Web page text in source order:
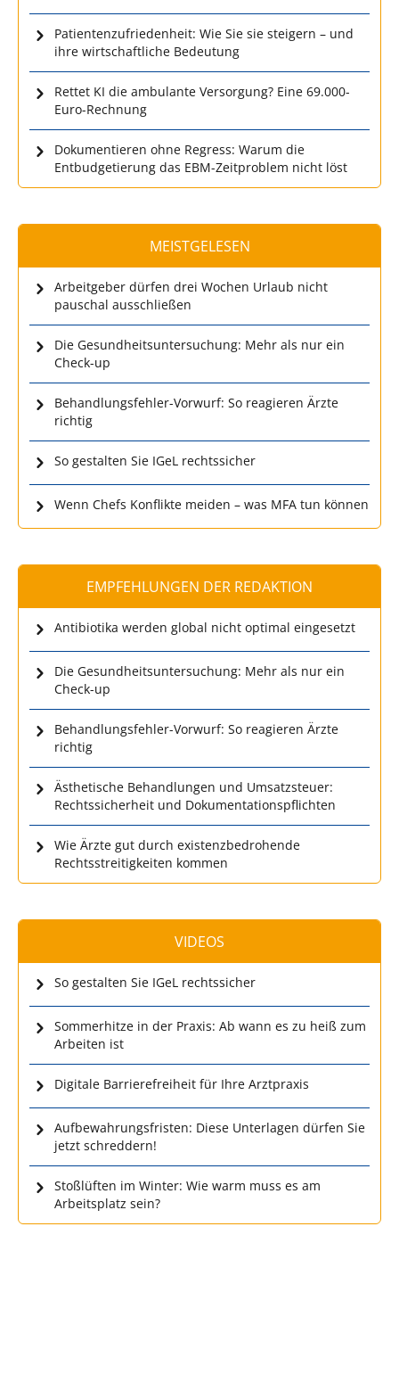
Patientenzufriedenheit: Wie Sie sie steigern – und
ihre wirtschaftliche Bedeutung
Rettet KI die ambulante Versorgung? Eine 69.000-
Euro-Rechnung
Dokumentieren ohne Regress: Warum die
Entbudgetierung das EBM-Zeitproblem nicht löst
MEISTGELESEN
Arbeitgeber dürfen drei Wochen Urlaub nicht
pauschal ausschließen
Die Gesundheitsuntersuchung: Mehr als nur ein
Check-up
Behandlungsfehler-Vorwurf: So reagieren Ärzte
richtig
So gestalten Sie IGeL rechtssicher
Wenn Chefs Konflikte meiden – was MFA tun können
EMPFEHLUNGEN DER REDAKTION
Antibiotika werden global nicht optimal eingesetzt
Die Gesundheitsuntersuchung: Mehr als nur ein
Check-up
Behandlungsfehler-Vorwurf: So reagieren Ärzte
richtig
Ästhetische Behandlungen und Umsatzsteuer:
Rechtssicherheit und Dokumentationspflichten
Wie Ärzte gut durch existenzbedrohende
Rechtsstreitigkeiten kommen
VIDEOS
So gestalten Sie IGeL rechtssicher
Sommerhitze in der Praxis: Ab wann es zu heiß zum
Arbeiten ist
Digitale Barrierefreiheit für Ihre Arztpraxis
Aufbewahrungsfristen: Diese Unterlagen dürfen Sie
jetzt schreddern!
Stoßlüften im Winter: Wie warm muss es am
Arbeitsplatz sein?